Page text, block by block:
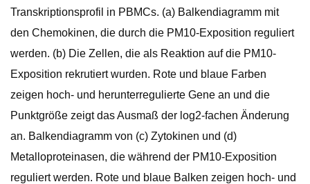
Transkriptionsprofil in PBMCs. (a) Balkendiagramm mit
den Chemokinen, die durch die PM10-Exposition reguliert
werden. (b) Die Zellen, die als Reaktion auf die PM10-
Exposition rekrutiert wurden. Rote und blaue Farben
zeigen hoch- und herunterregulierte Gene an und die
Punktgröße zeigt das Ausmaß der log2-fachen Änderung
an. Balkendiagramm von (c) Zytokinen und (d)
Metalloproteinasen, die während der PM10-Exposition
reguliert werden. Rote und blaue Balken zeigen hoch- und